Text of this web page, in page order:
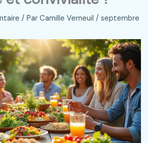
/ ParCamille Verneuil/septembre